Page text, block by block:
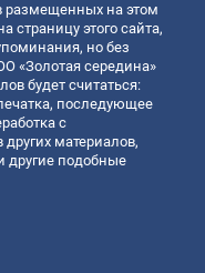
размещенных на этом
страницу этого сайта,
но без
«Золотая середина»
будет считаться:
последующее
с
материалов,
другие подобные